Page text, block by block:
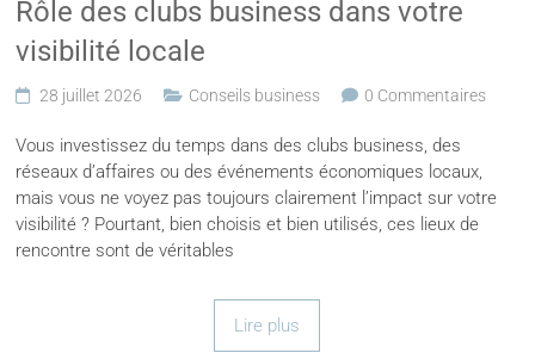
Rôle des clubs business dans votre
visibilité locale
28 juillet 2026 Conseils business 0 Commentaires
Vous investissez du temps dans des clubs business, des
réseaux d’affaires ou des événements économiques locaux,
mais vous ne voyez pas toujours clairement l’impact sur votre
visibilité ? Pourtant, bien choisis et bien utilisés, ces lieux de
rencontre sont de véritables
Lire plus